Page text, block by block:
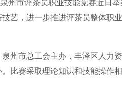
州市评茶员职业技能竞赛近日
艺，进一步推进评茶员整体职
州市总工会主办，丰泽区人力
比赛采取理论知识和技能操作